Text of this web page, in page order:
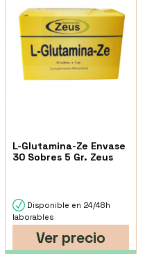
L-Glutamina-Ze Envase
30 Sobres 5 Gr. Zeus
Disponible en 24/48h
laborables
Ver precio